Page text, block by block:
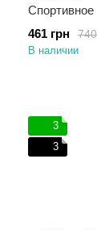
Спортивное
461 грн
В наличии
3
3